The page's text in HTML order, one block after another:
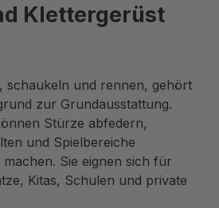
Klettergerüst
schaukeln und rennen, gehört
zur Grundausstattung.
Stürze abfedern,
und Spielbereiche
Sie eignen sich für
Kitas, Schulen und private